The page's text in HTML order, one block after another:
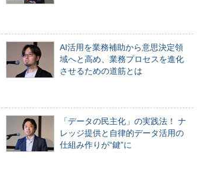
AI活用を業務補助から意思決定領
域へと高め、業務プロセスを進化
させるための道筋とは
「データの民主化」の実践法！ ナ
レッジ提供と自律的データ活用の
仕組み作りが“鍵”に